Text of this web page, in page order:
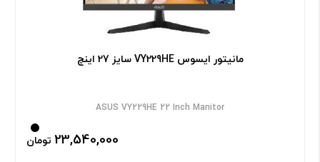
مانیتور ایسوس VY229HE سایز 27 اینچ
ASUS VY229HE 22 Inch Manitor
23,540,000 تومان